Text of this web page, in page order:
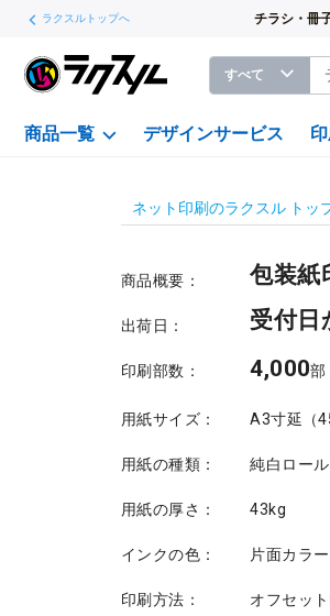
ラクスルトップへ チラシ・冊
すべて
商品一覧 デザインサービス
ネット印刷のラクスル トッ
商品概要： 包装紙
出荷日： 受付日
印刷部数： 4,000部
用紙サイズ： A3寸延（
用紙の種類： 純白ロール
用紙の厚さ： 43kg
インクの色： 片面カラー
印刷方法： オフセッ